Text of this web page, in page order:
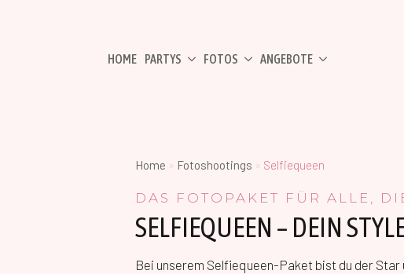
HOME PARTYS FOTOS ANGEBOTE
Home » Fotoshootings » Selfiequeen
DAS FOTOPAKET FÜR ALLE,
SELFIEQUEEN – DEIN
Bei unserem Selfiequeen-Paket bist du der